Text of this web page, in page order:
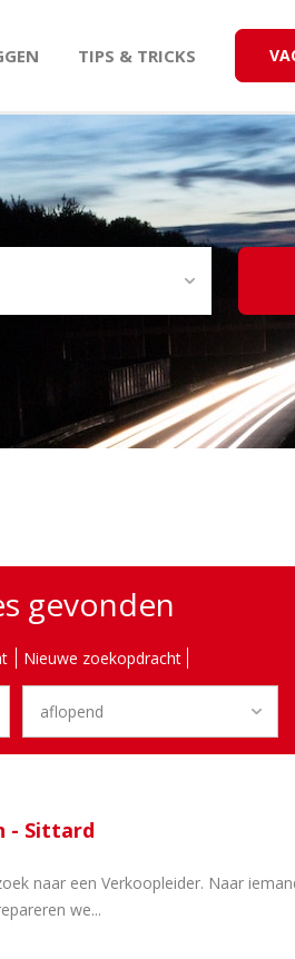
TIPS & TRICKS
gevonden
Nieuwe zoekopdracht
- Sittard
naar een Verkoopleider. Naar
we...